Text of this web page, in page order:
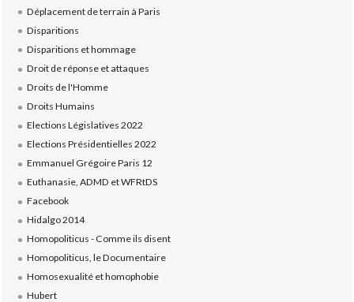
Déplacement de terrain à Paris
Disparitions
Disparitions et hommage
Droit de réponse et attaques
Droits de l'Homme
Droits Humains
Elections Législatives 2022
Elections Présidentielles 2022
Emmanuel Grégoire Paris 12
Euthanasie, ADMD et WFRtDS
Facebook
Hidalgo 2014
Homopoliticus - Comme ils disent
Homopoliticus, le Documentaire
Homosexualité et homophobie
Hubert